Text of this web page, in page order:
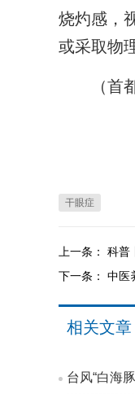
烧灼感，
或采取物
（首都
干眼症
上一条： 科普
下一条： 中医
相关文章
台风“白海